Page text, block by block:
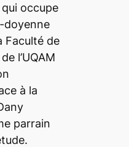
qui occupe
doyenne
Faculté de
l’UQAM
à la
parrain